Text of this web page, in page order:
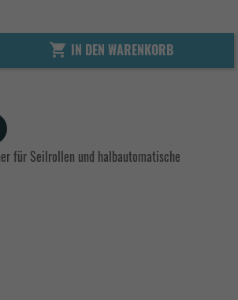
 IN DEN WARENKORB
für Seilrollen und halbautomatische